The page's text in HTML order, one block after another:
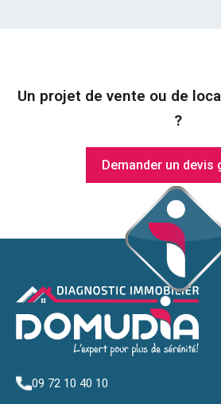
Un projet de vente ou de
?
Demander un devis
09 72 10 40 10